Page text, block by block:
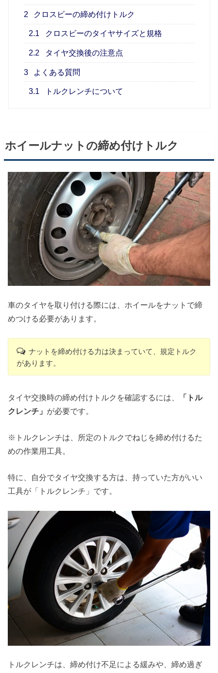
2 クロスビーの締め付けトルク
2.1 クロスビーのタイヤサイズと規格
2.2 タイヤ交換後の注意点
3 よくある質問
3.1 トルクレンチについて
ホイールナットの締め付けトルク
車のタイヤを取り付ける際には、ホイールをナットで締
めつける必要があります。
ナットを締め付ける力は決まっていて、規定トルク
があります。
タイヤ交換時の締め付けトルクを確認するには、
「トル
クレンチ」 が必要です。
※トルクレンチは、所定のトルクでねじを締め付けるた
めの作業用工具。
特に、自分でタイヤ交換する方は、持っていた方がいい
工具が「トルクレンチ」です。
トルクレンチは、締め付け不足による緩みや、締め過ぎ